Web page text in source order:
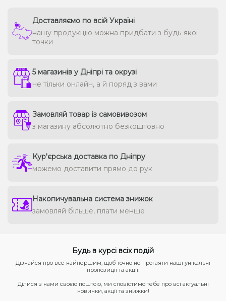
Доставляємо по всій Україні
нашу продукцію можна придбати з будь-якої
точки
5 магазинів у Дніпрі та окрузі
не тільки онлайн, а й поряд з вами
Замовляй товар із самовивозом
з магазину абсолютно безкоштовно
Кур'єрська доставка по Дніпру
можемо доставити прямо до рук
Накопичувальна система знижок
замовляй більше, плати менше
Будь в курсі всіх подій
Дізнайся про все найпершим, щоб точно не прогаяти наші унікальні
пропозиції та акції!
Ділися з нами своєю поштою, ми сповістимо тебе про всі актуальні
новинки, акції та знижки!